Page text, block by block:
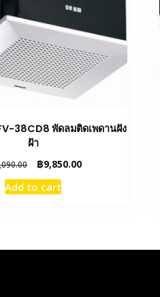
38CD8 พัดลมติดเพดานฝัง
ฝ้า
Original
price
was:
฿9,850.00Current
Add to cart